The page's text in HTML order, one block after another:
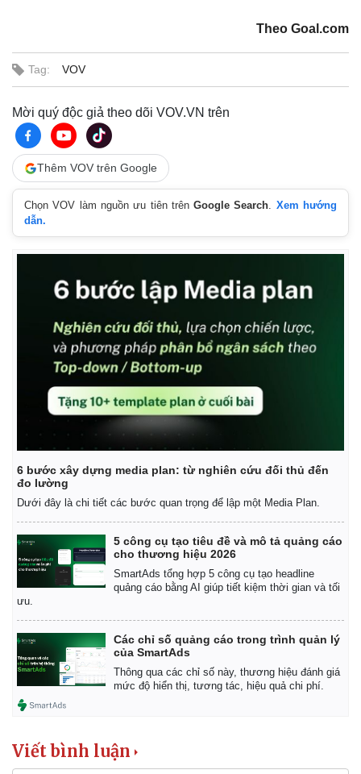
Kinh tế
Bất động sản
Khởi nghiệp
Thị trường
Tiêu dùng
Chứng khoán
Giá cà phê
Theo Goal.com
Tag: VOV
Mời quý độc giả theo dõi VOV.VN trên
Thêm VOV trên Google
Chọn VOV làm nguồn ưu tiên trênGoogle Search. Xem hướng
dẫn.
6 bước xây dựng media plan: từ nghiên cứu đối thủ đến
đo lường
Dưới đây là chi tiết các bước quan trọng để lập một Media Plan.
5 công cụ tạo tiêu đề và mô tả quảng cáo
cho thương hiệu 2026
SmartAds tổng hợp 5 công cụ tạo headline
quảng cáo bằng AI giúp tiết kiệm thời gian và tối
ưu.
Các chỉ số quảng cáo trong trình quản lý
của SmartAds
Thông qua các chỉ số này, thương hiệu đánh giá
mức độ hiển thị, tương tác, hiệu quả chi phí.
Viết bình luận